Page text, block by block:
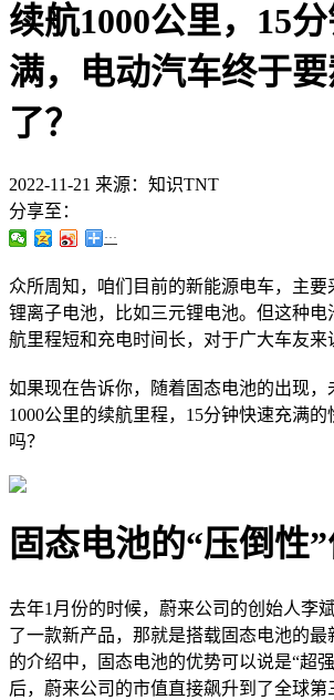
续航1000公里，15
满，电动汽车终于
了？
2022-11-21 来源：知识TNT
分享至：
···
众所周知，咱们目前的新能源电车，主
锂离子电池，比如三元锂电池。但这种电
航里程短和充电时间长，对于广大车友来
如果现在告诉你，随着固态电池的出现，
1000公里的续航里程，15分钟快速充满的
吗？
固态电池的“压倒性
去年1月份的时候，蔚来公司的创始人李
了一款新产品，那就是搭载固态电池的最
的介绍中，固态电池的优势可以说是“超
后，蔚来公司的市值直接飙升到了全球第